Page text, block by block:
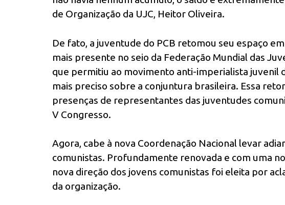
de Organização da UJC, Heitor Oliveira.
De fato, a juventude do PCB retomou seu espaço
mais presente no seio da Federação Mundial das
que permitiu ao movimento anti-imperialista juvenil
mais preciso sobre a conjuntura brasileira. Essa
presenças de representantes das juventudes
V Congresso.
Agora, cabe à nova Coordenação Nacional levar
comunistas. Profundamente renovada e com uma
nova direção dos jovens comunistas foi eleita por
da organização.